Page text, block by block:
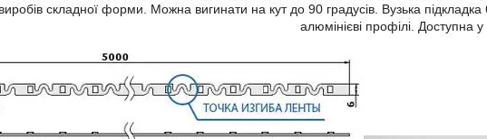
складної форми. Можна вигинати на кут до 90 градусів. Вузька
алюмінієві профілі. Доступна